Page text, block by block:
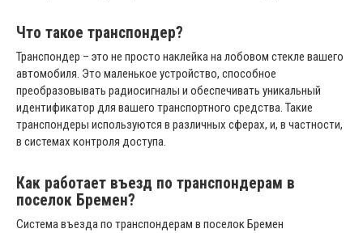
Что такое транспондер?
Транспондер – это не просто наклейка на лобовом стекле вашего
автомобиля. Это маленькое устройство, способное
преобразовывать радиосигналы и обеспечивать уникальный
идентификатор для вашего транспортного средства. Такие
транспондеры используются в различных сферах, и, в частности,
в системах контроля доступа.
Как работает въезд по транспондерам в
поселок Бремен?
Система въезда по транспондерам в поселок Бремен